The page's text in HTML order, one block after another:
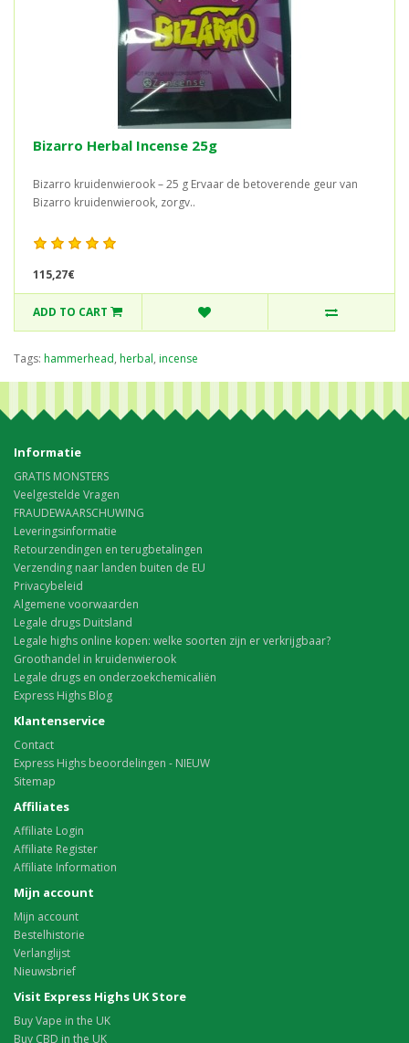
Bizarro Herbal Incense 25g
Bizarro kruidenwierook – 25 g Ervaar de betoverende geur van
Bizarro kruidenwierook, zorgv..
115,27€
ADD TO CART
Tags: hammerhead, herbal, incense
Informatie
GRATIS MONSTERS
Veelgestelde Vragen
FRAUDEWAARSCHUWING
Leveringsinformatie
Retourzendingen en terugbetalingen
Verzending naar landen buiten de EU
Privacybeleid
Algemene voorwaarden
Legale drugs Duitsland
Legale highs online kopen: welke soorten zijn er verkrijgbaar?
Groothandel in kruidenwierook
Legale drugs en onderzoekchemicaliën
Express Highs Blog
Klantenservice
Contact
Express Highs beoordelingen - NIEUW
Sitemap
Affiliates
Affiliate Login
Affiliate Register
Affiliate Information
Mijn account
Mijn account
Bestelhistorie
Verlanglijst
Nieuwsbrief
Visit Express Highs UK Store
Buy Vape in the UK
Buy CBD in the UK